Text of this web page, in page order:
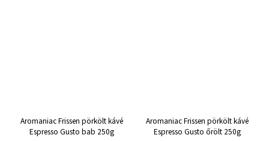
Aromaniac Frissen pörkölt kávé
Espresso Gusto bab 250g
Aromaniac Frissen pörkölt kávé
Espresso Gusto őrölt 250g